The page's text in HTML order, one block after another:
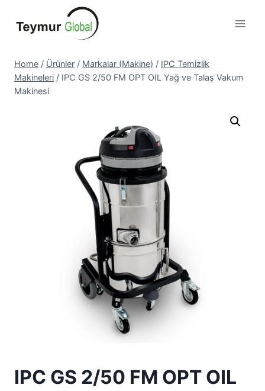
Home / Ürünler / Markalar (Makine) / IPC Temizlik
Makineleri / IPC GS 2/50 FM OPT OIL Yağ ve Talaş Vakum
Makinesi
IPC GS 2/50 FM OPT OIL